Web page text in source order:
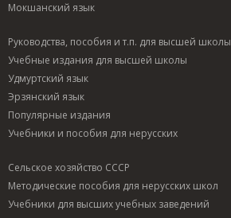
Мокшанский язык
Руководства, пособия и т.п. для высшей школы
Учебные издания для высшей школы
Удмуртский язык
Эрзянский язык
Популярные издания
Учебники и пособия для нерусских
Сельское хозяйство СССР
Методические пособия для нерусских школ
Учебники для высших учебных заведений